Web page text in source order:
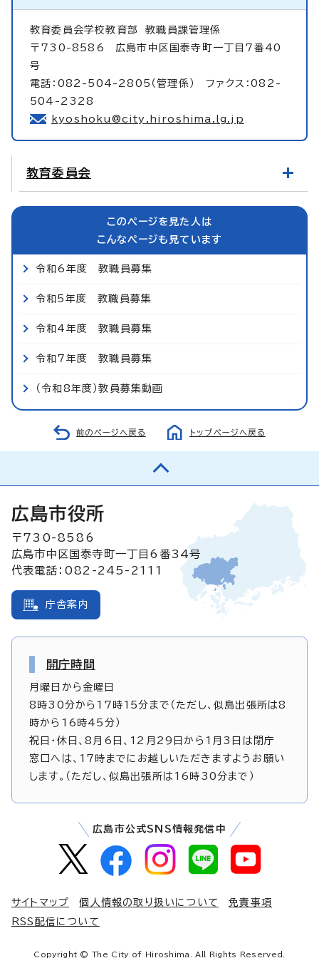
教育委員会学校教育部教職員課管理係
〒730-8586 広島市中区国泰寺町一丁目7番40
号
電話：082-504-2805（管理係） ファクス：082-
504-2328
kyoshoku@city.hiroshima.lg.jp
教育委員会
このページを見た人は
こんなページも見ています
令和6年度 教職員募集
令和5年度 教職員募集
令和4年度 教職員募集
令和7年度 教職員募集
（令和8年度）教員募集動画
前のページへ戻る トップページへ戻る
広島市役所
〒730-8586
広島市中区国泰寺町一丁目6番34号
代表電話：082-245-2111
庁舎案内
開庁時間
月曜日から金曜日
8時30分から17時15分まで（ただし、似島出張所は8
時から16時45分）
祝日・休日、8月6日、12月29日から1月3日は閉庁
窓口へは、17時までにお越しいただきますようお願い
します。（ただし、似島出張所は16時30分まで）
広島市公式SNS情報発信中
サイトマップ 個人情報の取り扱いについて
免責事項
RSS配信について
Copyright © The City of Hiroshima. All Rights Reserved.